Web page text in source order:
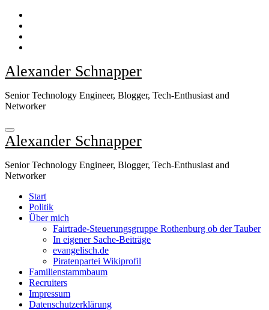
Zum
Inhalt
springen
Alexander Schnapper
Senior Technology Engineer, Blogger, Tech-Enthusiast and
Networker
Alexander Schnapper
Senior Technology Engineer, Blogger, Tech-Enthusiast and
Networker
Start
Politik
Über mich
Fairtrade-Steuerungsgruppe Rothenburg ob der Tauber
In eigener Sache-Beiträge
evangelisch.de
Piratenpartei Wikiprofil
Familienstammbaum
Recruiters
Impressum
Datenschutzerklärung